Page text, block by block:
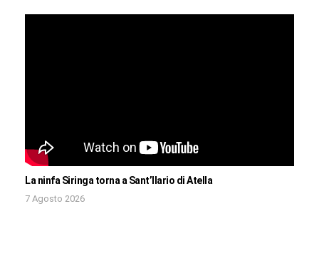
La ninfa Siringa torna a Sant’Ilario di Atella
7 Agosto 2026